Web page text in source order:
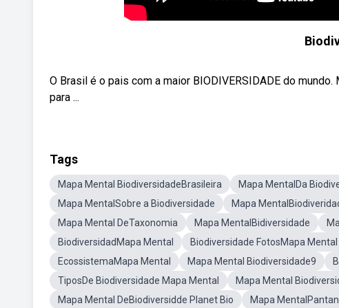
O Brasil é o pais com a maior BIODIVERSIDADE do
para ...
Tags
Mapa Mental BiodiversidadeBrasileira Mapa MentalDa
Mapa MentalSobre a Biodiversidade
Mapa
Mapa Mental DeTaxonomia
Mapa MentalBidiversidade
BiodiversidadMapa Mental
Biodiversidade FotosMapa Mental
EcossistemaMapa Mental
Mapa Mental Biodiversidade9
TiposDe Biodiversidade Mapa Mental
Mapa Mental
Mapa Mental DeBiodiversidde Planet Bio
Mapa